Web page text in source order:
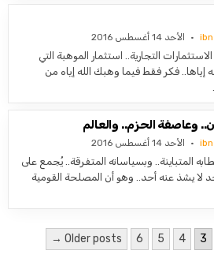
الأحد 14 أغسطس 2016
التجارية.. استثمار الموهبة التي
إياها.. فكر فقط فيما وهبك الله إياه من
وعاصفة الحزم.. والعالم
الأحد 14 أغسطس 2016
المتباينة.. وبسياساته المتفرقة.. يُجمع على
لا يشذ عنه أحد.. وهو أن المصلحة القومية
3
4
5
6
Older posts →